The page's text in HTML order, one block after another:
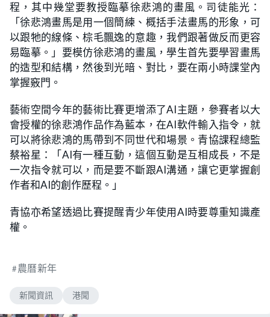
程，其中幾堂要教授臨摹徐悲鴻的畫風。司徒能光：
「徐悲鴻畫馬是用一個簡練、概括手法畫馬的形象，可
以跟牠的線條、棕毛飄逸的意趣，我們跟著做反而更容
易臨摹。」要模仿徐悲鴻的畫風，學生首先要學習畫馬
的造型和結構，然後到光暗、對比，要在兩小時課堂內
掌握竅門。
藝術空間今年的藝術比賽更增添了AI主題，參賽者以大
會授權的徐悲鴻作品作為藍本，在AI軟件輸入指令，就
可以將徐悲鴻的馬帶到不同世代和場景。青協課程總監
蔡裕星：「AI有一種互動，這個互動是互相成長，不是
一次指令就可以，而是要不斷跟AI溝通，讓它更掌握創
作者和AI的創作歷程。」
青協亦希望透過比賽提醒青少年使用AI時要尊重知識產
權。
農曆新年
新聞資訊 港聞